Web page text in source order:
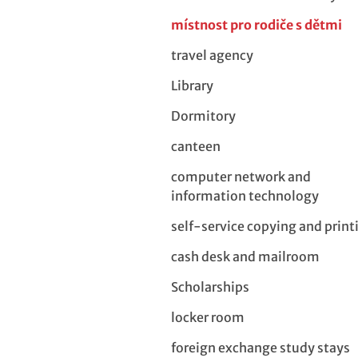
místnost pro rodiče s dětmi
travel agency
Library
Dormitory
canteen
computer network and
information technology
self-service copying and
cash desk and mailroom
Scholarships
locker room
foreign exchange study stays